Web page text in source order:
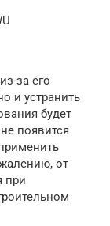
за его
и устранить
будет
появится
от
при